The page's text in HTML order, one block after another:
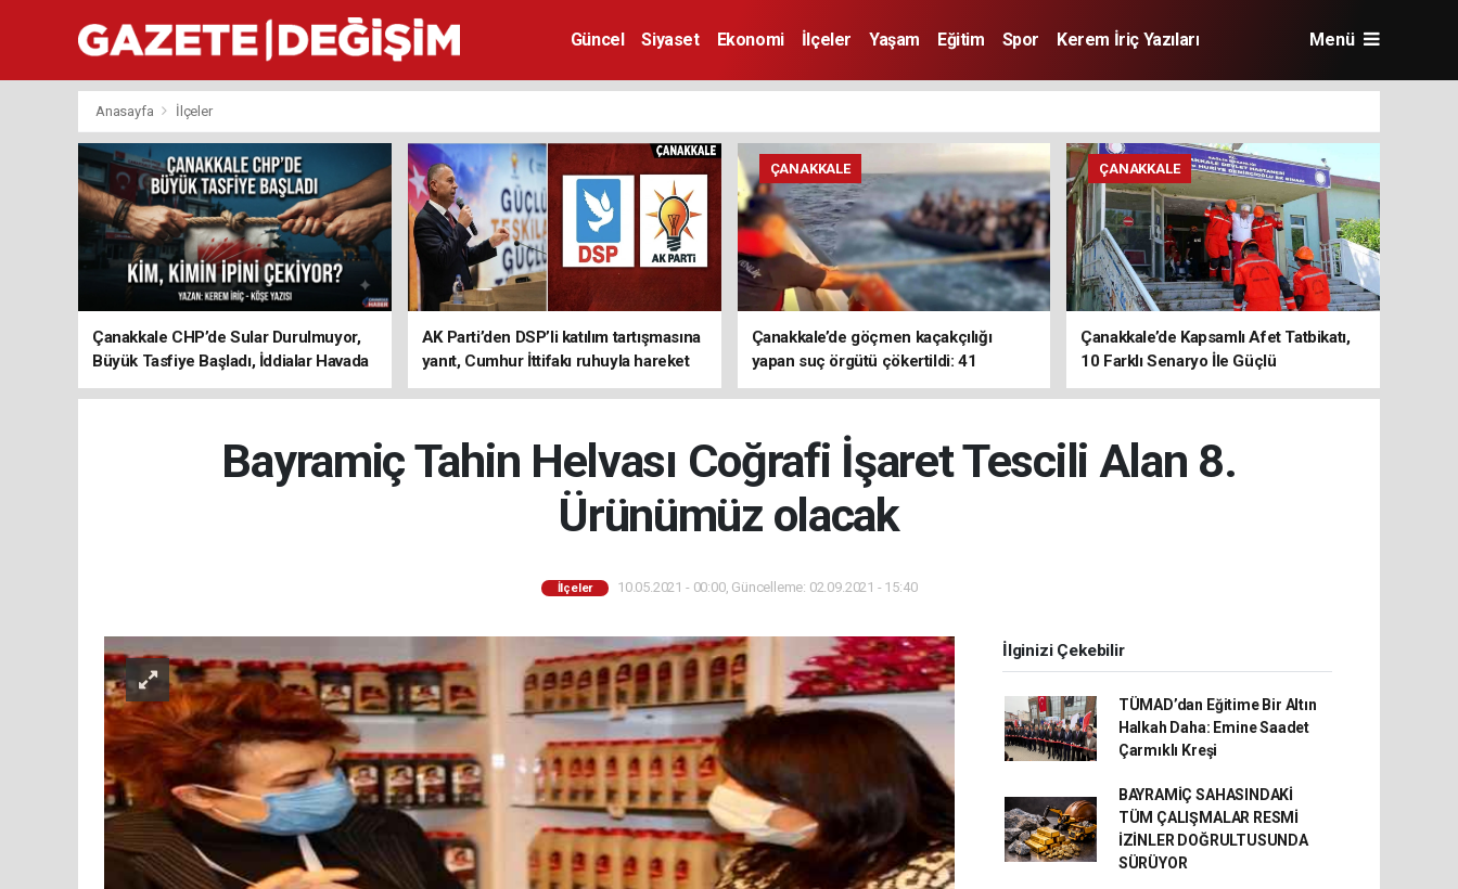
Güncel Siyaset Ekonomi İlçeler Yaşam Eğitim Spor Kerem İriç Yazıları Menü
Anasayfa İlçeler
Çanakkale CHP’de Sular Durulmuyor,
Büyük Tasfiye Başladı, İddialar Havada
Uçuşuyor
AK Parti’den DSP’li katılım tartışmasına
yanıt, Cumhur İttifakı ruhuyla hareket
ediyoruz
ÇANAKKALE
Çanakkale’de göçmen kaçakçılığı
yapan suç örgütü çökertildi: 41
tutuklama
ÇANAKKALE
Çanakkale’de Kapsamlı Afet Tatbikatı,
10 Farklı Senaryo İle Güçlü
Koordinasyon
Bayramiç Tahin Helvası Coğrafi İşaret Tescili Alan 8.
Ürünümüz olacak
İlçeler 10.05.2021 - 00:00, Güncelleme: 02.09.2021 - 15:40
İlginizi Çekebilir
TÜMAD’dan Eğitime Bir Altın
Halkah Daha: Emine Saadet
Çarmıklı Kreşi
BAYRAMİÇ SAHASINDAKİ
TÜM ÇALIŞMALAR RESMİ
İZİNLER DOĞRULTUSUNDA
SÜRÜYOR